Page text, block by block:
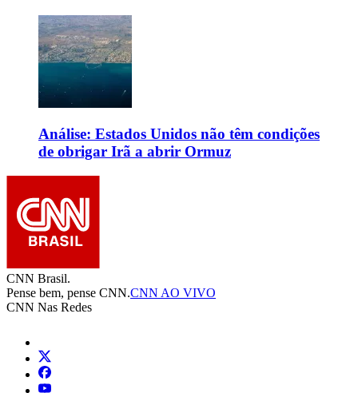
Análise: Estados Unidos não têm condições
de obrigar Irã a abrir Ormuz
CNN Brasil.
Pense bem, pense CNN.CNN AO VIVO
CNN Nas Redes